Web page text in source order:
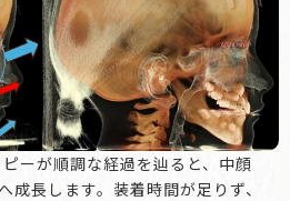
ーが順調な経過を辿ると、中顔
成長します。装着時間が足りず、